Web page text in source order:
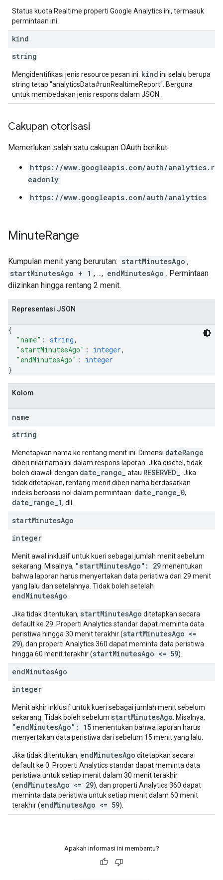
Status kuota Realtime properti Google Analytics ini, termasuk
permintaan ini.
kind
string
Mengidentifikasi jenis resource pesan ini. kind ini selalu berupa
string tetap "analyticsData#runRealtimeReport". Berguna
untuk membedakan jenis respons dalam JSON.
Cakupan otorisasi
Memerlukan salah satu cakupan OAuth berikut:
https://www.googleapis.com/auth/analytics.r
eadonly
https://www.googleapis.com/auth/analytics
MinuteRange
Kumpulan menit yang berurutan: startMinutesAgo ,
startMinutesAgo + 1 , ..., endMinutesAgo . Permintaan
diizinkan hingga rentang 2 menit.
Representasi JSON
{
"name" : string,
"startMinutesAgo" : integer,
"endMinutesAgo" : integer
}
Kolom
name
string
Menetapkan nama ke rentang menit ini. Dimensi dateRange
diberi nilai nama ini dalam respons laporan. Jika disetel, tidak
boleh diawali dengan date_range_ atau RESERVED_
. Jika
tidak ditetapkan, rentang menit diberi nama berdasarkan
indeks berbasis nol dalam permintaan: date_range_0,
date_range_1, dll.
startMinutesAgo
integer
Menit awal inklusif untuk kueri sebagai jumlah menit sebelum
sekarang. Misalnya, "startMinutesAgo": 29menentukan
bahwa laporan harus menyertakan data peristiwa dari 29 menit
yang lalu dan setelahnya. Tidak boleh setelah
endMinutesAgo
Jika tidak ditentukan, startMinutesAgo ditetapkan secara
default ke 29. Properti Analytics standar dapat meminta data
peristiwa hingga 30 menit terakhir (startMinutesAgo <=
29), dan properti Analytics 360 dapat meminta data peristiwa
hingga 60 menit terakhir (startMinutesAgo <= 59).
endMinutesAgo
integer
Menit akhir inklusif untuk kueri sebagai jumlah menit sebelum
sekarang. Tidak boleh sebelum startMinutesAgo . Misalnya,
"endMinutesAgo": 15menentukan bahwa laporan harus
menyertakan data peristiwa dari sebelum 15 menit yang lalu.
Jika tidak ditentukan, endMinutesAgo ditetapkan secara
default ke 0. Properti Analytics standar dapat meminta data
peristiwa untuk setiap menit dalam 30 menit terakhir
(endMinutesAgo <= 29), dan properti Analytics 360 dapat
meminta data peristiwa untuk setiap menit dalam 60 menit
terakhir (endMinutesAgo <= 59).
Apakah informasi ini membantu?